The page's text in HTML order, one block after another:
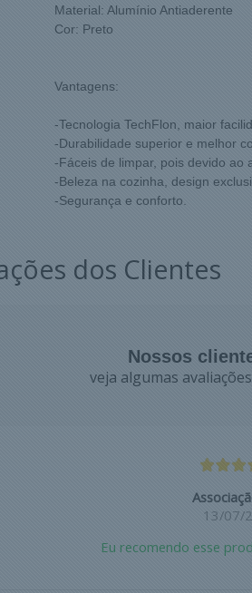
Material: Alumínio Antiaderente
Cor: Preto
Vantagens:
-Tecnologia TechFlon, maior
-Durabilidade superior e melhor
-Fáceis de limpar, pois devido ao
-Beleza na cozinha, design
-Segurança
dos Clientes
Nossos
veja algumas
13/07/
Eu recomendo esse